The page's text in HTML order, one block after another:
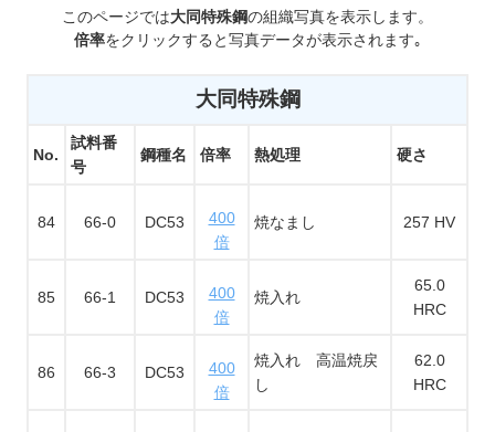
このページでは大同特殊鋼の組織写真を表示します。
倍率をクリックすると写真データが表示されます｡
大同特殊鋼
No.
試料番
号
鋼種名 倍率 熱処理 硬さ
84 66-0 DC53
400
倍
焼なまし 257 HV
85 66-1 DC53
400
倍
焼入れ
65.0
HRC
86 66-3 DC53
400
倍
焼入れ 高温焼戻
し
62.0
HRC